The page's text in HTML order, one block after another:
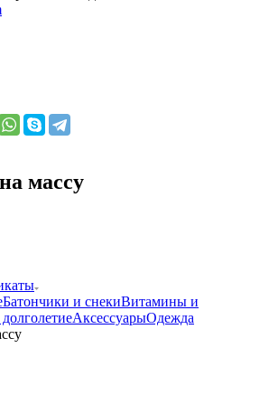
массу
Батончики и снекиВитамины и
АксессуарыОдежда